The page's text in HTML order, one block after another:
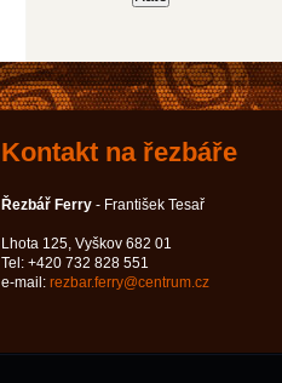
Kontakt na řezbáře
Řezbář Ferry - František Tesař
Lhota 125, Vyškov 682 01
Tel: +420 732 828 551
e-mail: rezbar.ferry@centrum.cz